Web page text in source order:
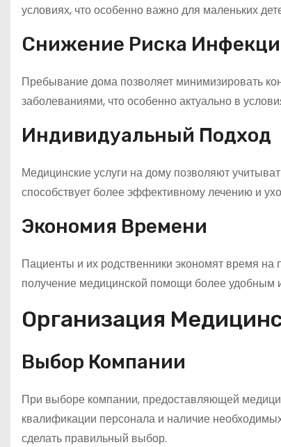
условиях, что особенно важно для маленьких
Снижение Риска
Пребывание дома позволяет минимизировать
заболеваниями, что особенно актуально в
Индивидуальный Подход
Медицинские услуги на дому позволяют
способствует более эффективному лечению и
Экономия Времени
Пациенты и их родственники экономят время на
получение медицинской помощи более удобным
Организация
Выбор Компании
При выборе компании, предоставляющей
квалификации персонала и наличие
сделать правильный выбор.